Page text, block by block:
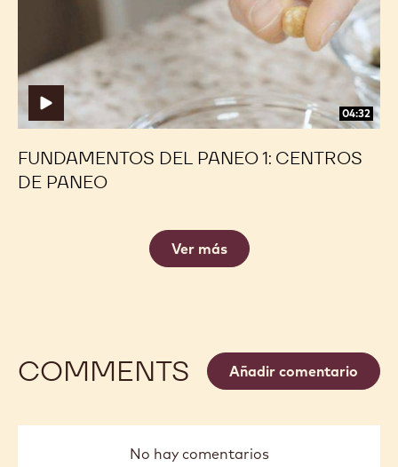
04:32
paneo
FUNDAMENTOS DEL PANEO 1: CENTROS
DE PANEO
paneo
Ver más
COMMENTS Añadir comentario
No hay comentarios